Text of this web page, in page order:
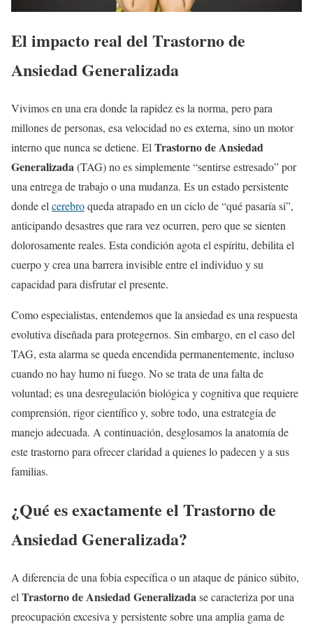
El impacto real del Trastorno de
Ansiedad Generalizada
Vivimos en una era donde la rapidez es la norma, pero para
millones de personas, esa velocidad no es externa, sino un motor
interno que nunca se detiene. El Trastorno de Ansiedad
Generalizada(TAG) no es simplemente “sentirse estresado” por
una entrega de trabajo o una mudanza. Es un estado persistente
donde el cerebroqueda atrapado en un ciclo de “qué pasaría si”,
anticipando desastres que rara vez ocurren, pero que se sienten
dolorosamente reales. Esta condición agota el espíritu, debilita el
cuerpo y crea una barrera invisible entre el individuo y su
capacidad para disfrutar el presente.
Como especialistas, entendemos que la ansiedad es una respuesta
evolutiva diseñada para protegernos. Sin embargo, en el caso del
TAG, esta alarma se queda encendida permanentemente, incluso
cuando no hay humo ni fuego. No se trata de una falta de
voluntad; es una desregulación biológica y cognitiva que requiere
comprensión, rigor científico y, sobre todo, una estrategia de
manejo adecuada. A continuación, desglosamos la anatomía de
este trastorno para ofrecer claridad a quienes lo padecen y a sus
familias.
¿Qué es exactamente el Trastorno de
Ansiedad Generalizada?
A diferencia de una fobia específica o un ataque de pánico súbito,
el Trastorno de Ansiedad Generalizadase caracteriza por una
preocupación excesiva y persistente sobre una amplia gama de